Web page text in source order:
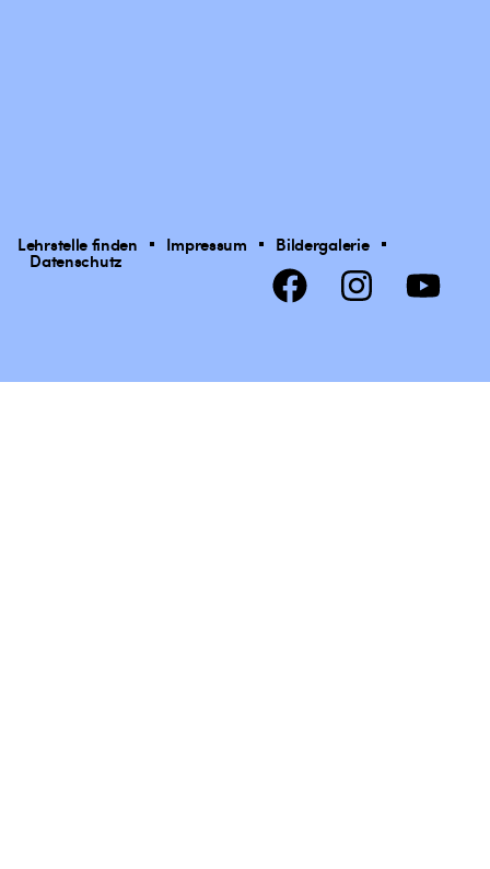
Lehrstelle finden Impressum Bildergalerie
Datenschutz